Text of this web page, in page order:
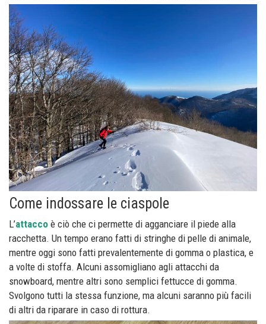
Come indossare le ciaspole
L’attacco è ciò che ci permette di agganciare il piede alla
racchetta. Un tempo erano fatti di stringhe di pelle di animale,
mentre oggi sono fatti prevalentemente di gomma o plastica, e
a volte di stoffa. Alcuni assomigliano agli attacchi da
snowboard, mentre altri sono semplici fettucce di gomma.
Svolgono tutti la stessa funzione, ma alcuni saranno più facili
di altri da riparare in caso di rottura.